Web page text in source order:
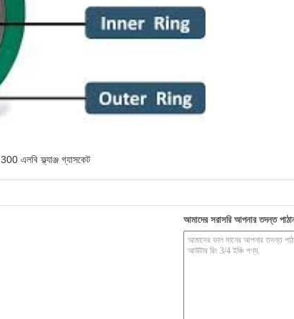
300 এলবি ফ্ল্যাঞ্জ গ্যাসকেট
আমাদের সরাসরি আপনার তদন্ত